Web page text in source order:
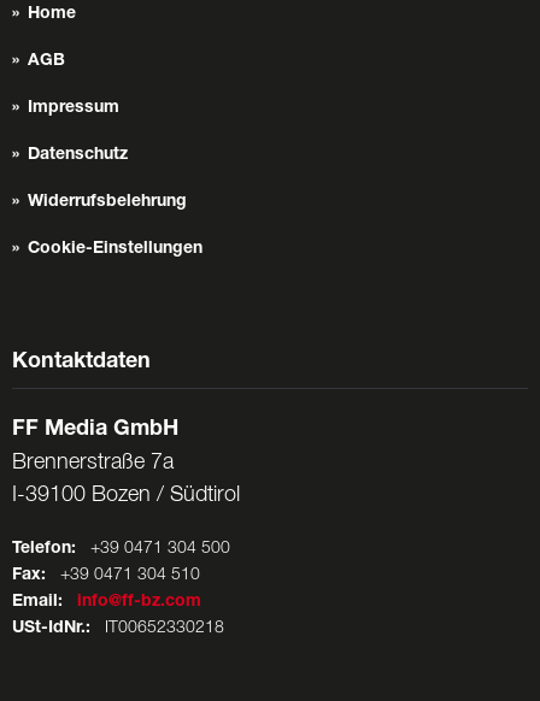
Home
AGB
Impressum
Datenschutz
Widerrufsbelehrung
Cookie-Einstellungen
Kontaktdaten
FF Media GmbH
Brennerstraße 7a
I-39100 Bozen / Südtirol
Telefon: +39 0471 304 500
Fax: +39 0471 304 510
Email:
info@ff-bz.com
USt-IdNr.: IT00652330218